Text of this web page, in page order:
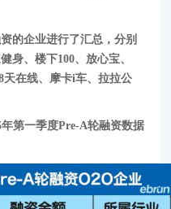
的企业进行了汇总，分别
身、楼下100、放心宝、
天在线、摩卡i车、拉拉公
第一季度Pre-A轮融资数据